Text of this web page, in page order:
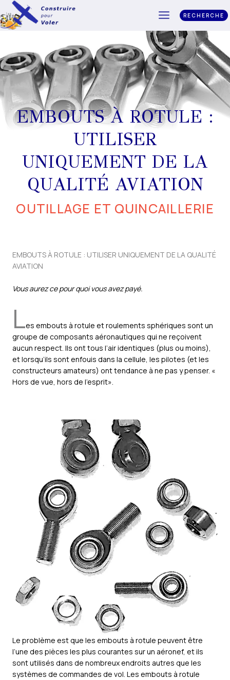
RECHERCHE
EMBOUTS À ROTULE :
UTILISER
UNIQUEMENT DE LA
QUALITÉ AVIATION
OUTILLAGE ET QUINCAILLERIE
EMBOUTS À ROTULE : UTILISER UNIQUEMENT DE LA QUALITÉ
AVIATION
Vous aurez ce pour quoi vous avez payé.
Les embouts à rotule et roulements sphériques sont un
groupe de composants aéronautiques qui ne reçoivent
aucun respect. Ils ont tous l’air identiques (plus ou moins),
et lorsqu’ils sont enfouis dans la cellule, les pilotes (et les
constructeurs amateurs) ont tendance à ne pas y penser. «
Hors de vue, hors de l’esprit».
Le problème est que les embouts à rotule peuvent être
l’une des pièces les plus courantes sur un aéronef, et ils
sont utilisés dans de nombreux endroits autres que les
systèmes de commandes de vol. Les embouts à rotule